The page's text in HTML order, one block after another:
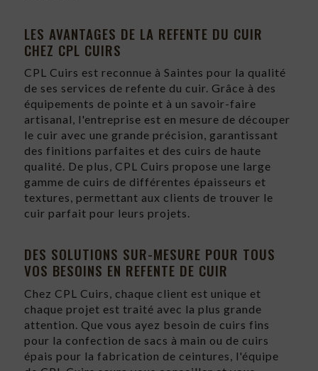
LES AVANTAGES DE LA REFENTE DU CUIR
CHEZ CPL CUIRS
CPL Cuirs est reconnue à Saintes pour la qualité
de ses services de refente du cuir. Grâce à des
équipements de pointe et à un savoir-faire
artisanal, l'entreprise est en mesure de découper
le cuir avec une grande précision, garantissant
des finitions parfaites et des cuirs de haute
qualité. De plus, CPL Cuirs propose une large
gamme de cuirs de différentes épaisseurs et
textures, permettant aux clients de trouver le
cuir parfait pour leurs projets.
DES SOLUTIONS SUR-MESURE POUR TOUS
VOS BESOINS EN REFENTE DE CUIR
Chez CPL Cuirs, chaque client est unique et
chaque projet est traité avec la plus grande
attention. Que vous ayez besoin de cuirs fins
pour la confection de sacs à main ou de cuirs
épais pour la fabrication de ceintures, l'équipe